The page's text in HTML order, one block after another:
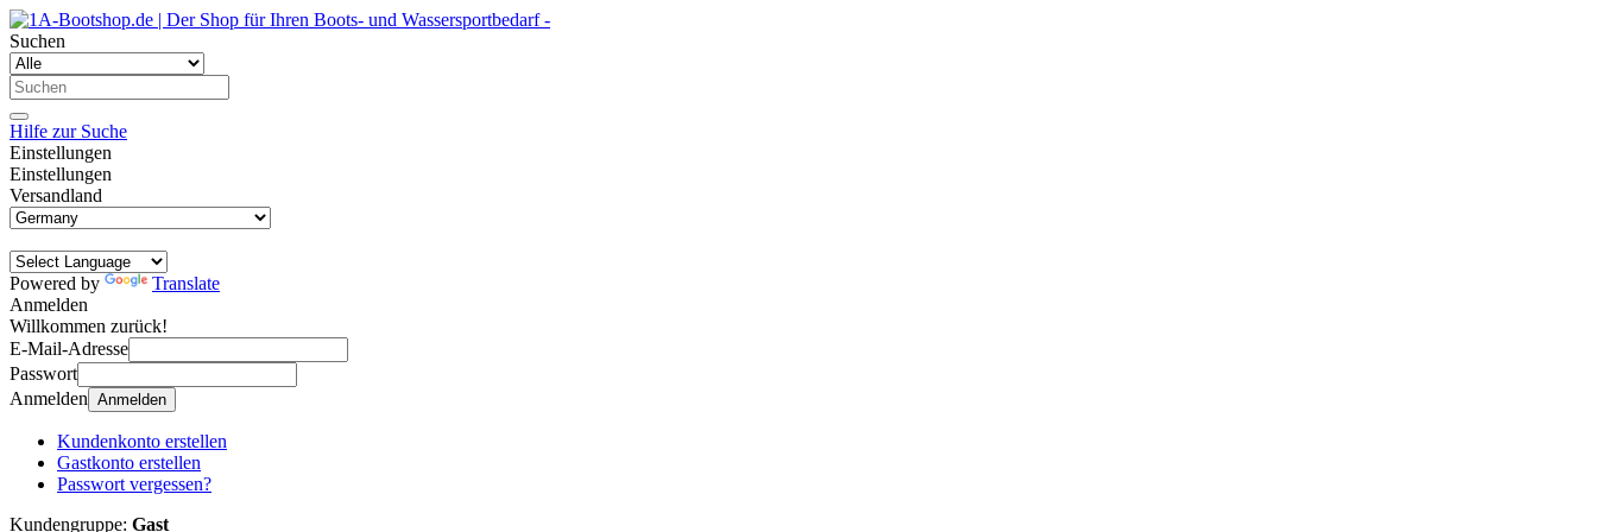
Suchen
Hilfe zur Suche
Einstellungen
Einstellungen
Versandland
Powered by
Translate
Anmelden
Willkommen zurück!
E-Mail-Adresse
Passwort
Anmelden Anmelden
Kundenkonto erstellen
Gastkonto erstellen
Passwort vergessen?
Kundengruppe: Gast